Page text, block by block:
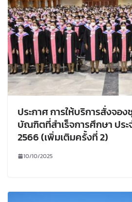
ประกาศ การให้บริการสั่งจอ
บัณฑิตที่สำเร็จการศึกษา ปร
2566 (เพิ่มเติมครั้งที่ 2)
10/10/2025